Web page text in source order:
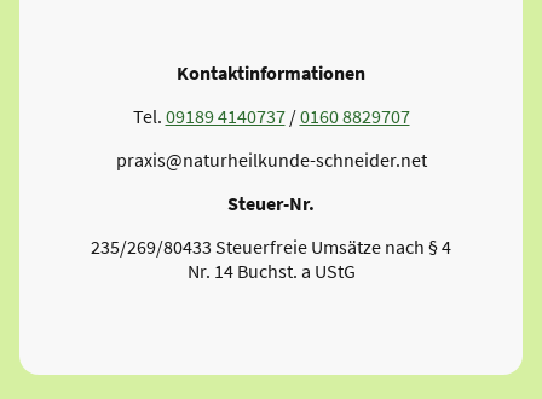
Kontaktinformationen
Tel. 09189 4140737/0160 8829707
praxis@naturheilkunde-schneider.net
Steuer-Nr.
235/269/80433 Steuerfreie Umsätze nach § 4
Nr. 14 Buchst. a UStG